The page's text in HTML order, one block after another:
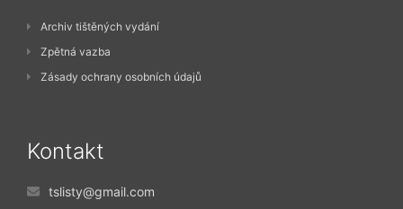
Archiv tištěných vydání
Zpětná vazba
Zásady ochrany osobních údajů
Kontakt
tslisty@gmail.com